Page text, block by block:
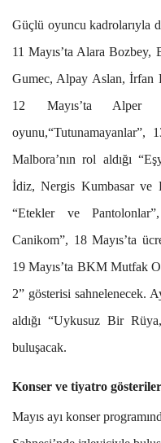
Güçlü oyuncu kadrolarıyla
11 Mayıs’ta Alara
Gumec, Alpay Aslan, İrfan
12 Mayıs’ta Alper
oyunu,“Tutunamayanlar”,
Malbora’nın rol aldığı
İdiz, Nergis Kumbasar ve
“Etekler ve
Canikom”, 18 Mayıs’ta
19 Mayıs’ta BKM Mutfak
2” gösterisi sahnelenecek.
aldığı “Uykusuz Bir
buluşacak.
Konser ve tiyatro
Mayıs ayı konser